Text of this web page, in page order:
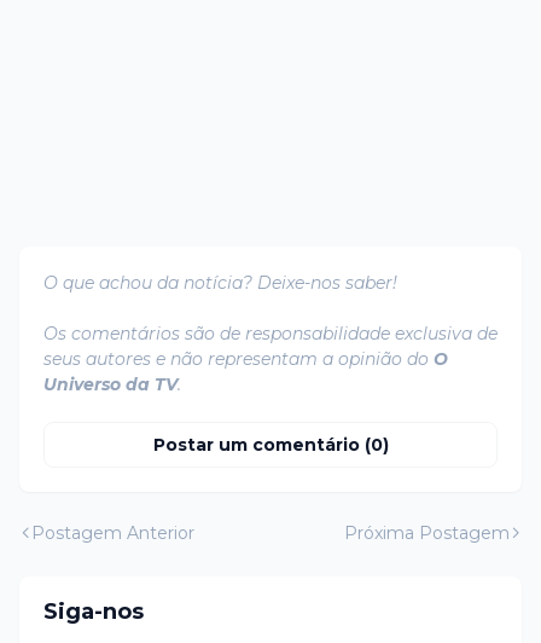
O que achou da notícia? Deixe-nos saber!
Os comentários são de responsabilidade exclusiva de
seus autores e não representam a opinião do O
Universo da TV.
Postar um comentário (0)
Postagem Anterior Próxima Postagem
Siga-nos